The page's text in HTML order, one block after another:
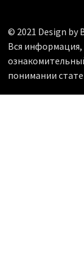
© 2021 Design by
Вся информация,
понимании